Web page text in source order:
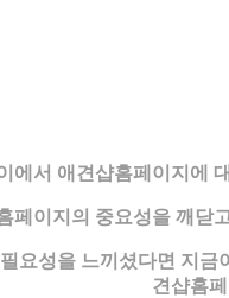
에서 애견샵홈페이지에
페이지의 중요성을 깨닫
요성을 느끼셨다면 지
견샵홈